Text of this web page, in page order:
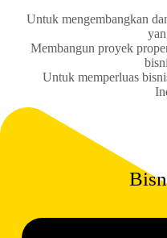
Untuk mengembangkan
Membangun proyek
Untuk memperluas